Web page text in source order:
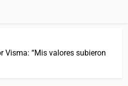
Visma: “Mis valores subieron